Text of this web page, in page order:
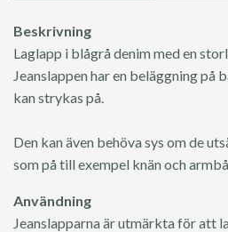
Beskrivning
Laglapp i blågrå denim med en
Jeanslappen har en beläggning på
kan strykas på.
Den kan även behöva sys om de
som på till exempel knän och
Användning
Jeanslapparna är utmärkta för att